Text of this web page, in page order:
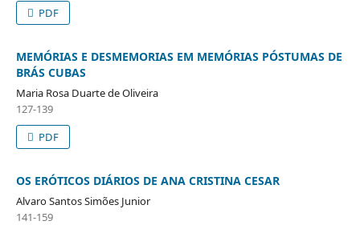
PDF
MEMÓRIAS E DESMEMORIAS EM MEMÓRIAS PÓSTUMAS DE
BRÁS CUBAS
Maria Rosa Duarte de Oliveira
127-139
PDF
OS ERÓTICOS DIÁRIOS DE ANA CRISTINA CESAR
Alvaro Santos Simões Junior
141-159